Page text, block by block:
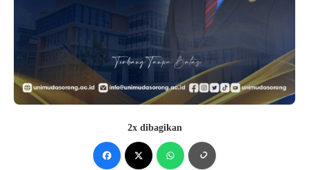
2x dibagikan